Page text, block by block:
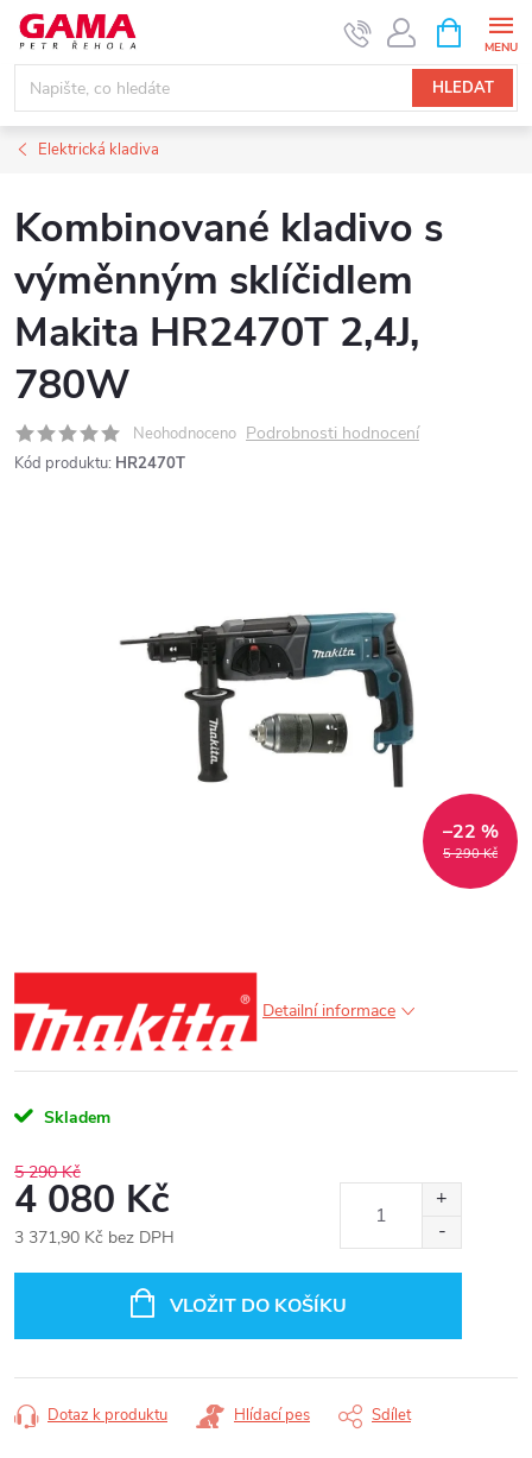
Přejít
obsah
HLEDAT
NÁKUPNÍ
KOŠÍK
Elektrická kladiva
Kombinované kladivo s
výměnným sklíčidlem
Makita HR2470T 2,4J,
780W
Neohodnoceno Podrobnosti hodnocení
Kód produktu: HR2470T
5 290 Kč
–22 %
Detailní informace
Skladem
5 290 Kč
4 080 Kč
3 371,90 Kč bez DPH
VLOŽIT DO KOŠÍKU
Dotaz k produktu Hlídací pes Sdílet